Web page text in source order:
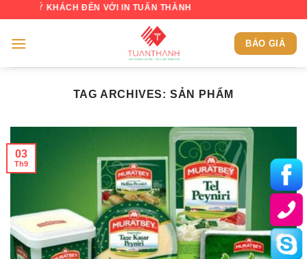
content
KHÁCH ĐẾN VỚI IN TUẤN THÀNH
BÁO GIÁ
TAG ARCHIVES: SẢN PHẨM
03
Th9